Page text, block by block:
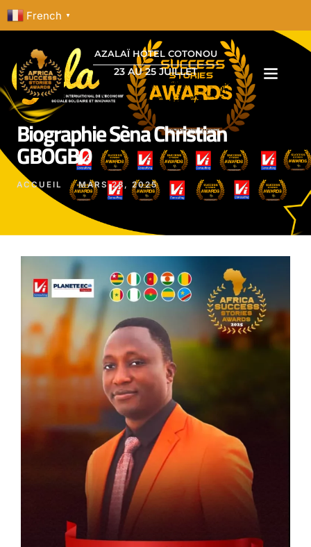
French ▼
AZALAÏ HOTEL COTONOU
23 AU 25 JUILLET
Biographie Sèna Christian
GBOGBO
ACCUEIL MARS 28, 2025